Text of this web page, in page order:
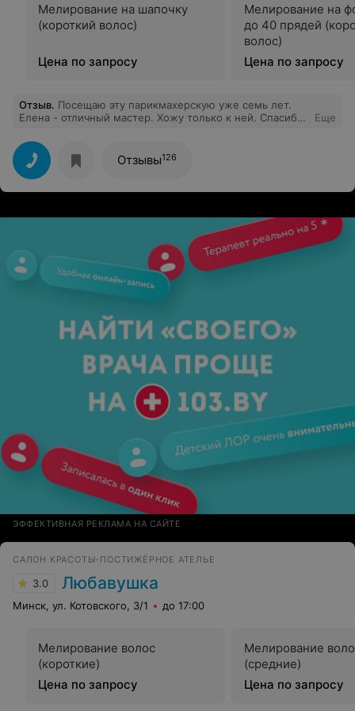
Мелирование на шапочку
(короткий волос)
Цена по запросу
Мелирование на
до 40 прядей
волос)
Цена по запросу
Отзыв. Посещаю эту парикмахерскую уже семь лет.
Елена - отличный мастер. Хожу только к ней. Спасибо
Еще
Отзывы126
ЭФФЕКТИВНАЯ РЕКЛАМА НА САЙТЕ
САЛОН КРАСОТЫ-ПОСТИЖЁРНОЕ АТЕЛЬЕ
3.0 Любавушка
Минск, ул. Котовского, 3/1 до 17:00
Мелирование волос
(короткие)
Цена по запросу
Мелирование
(средние)
Цена по запросу